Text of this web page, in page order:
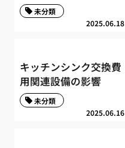
2025.06.18
未分類
キッチンシンク交換費
用関連設備の影響
2025.06.16
未分類